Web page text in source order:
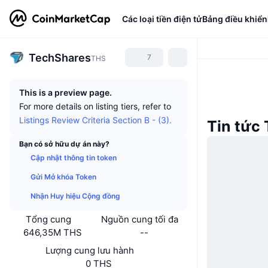
Các loại tiền điện tửBảng điều khiển
TechSharesTHS 7
This is a preview page.
For more details on listing tiers, refer to
Listings Review Criteria Section B - (3).
Bạn có sở hữu dự án này?
Cập nhật thông tin token
Gửi Mở khóa Token
Nhận Huy hiệu Cộng đồng
Tổng cung
646,35M THS
Nguồn cung tối đa
--
Lượng cung lưu hành
0 THS
Tin tức